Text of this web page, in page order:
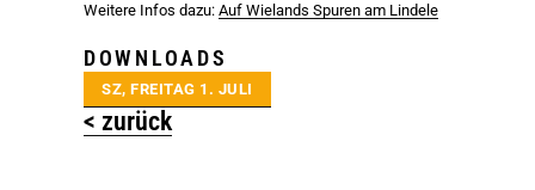
Weitere Infos dazu: Auf Wielands Spuren am Lindele
DOWNLOADS
SZ, FREITAG 1. JULI
< zurück